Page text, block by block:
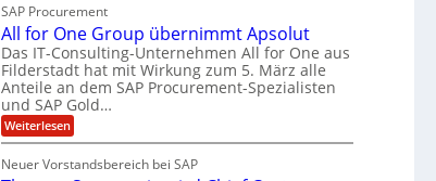
f
b
e
i
I
F
S
a
l
i
s
t
J
r
n
e
n
n
t
C
T
-
S
e
c
u
r
i
t
y
y
SAP Procurement
All for One Group übernimmt Apsolut
Das IT-Consulting-Unternehmen All for One aus
Filderstadt hat mit Wirkung zum 5. März alle
Anteile an dem SAP Procurement-Spezialisten
und SAP Gold…
Weiterlesen:
A
l
Neuer Vorstandsbereich bei SAP